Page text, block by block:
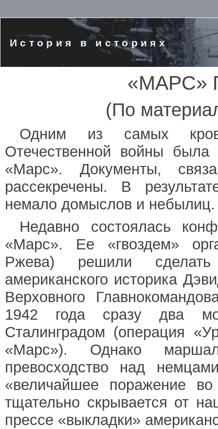
История в историях
«МАРС»
(По
Одним из самых
Отечественной войны
«Марс». Документы,
рассекречены. В
немало домыслов и небылиц.
Недавно состоялась
«Марс». Ее «гвоздем»
Ржева) решили сделать
американского историка
Верховного
1942 года сразу два
Сталинградом (операция
«Марс»). Однако
превосходство над
«величайшее поражение
тщательно скрывается от
прессе «выкладки»